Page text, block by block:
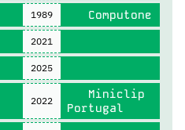
1989 Computone
2021
2025
2022
Miniclip
Portugal